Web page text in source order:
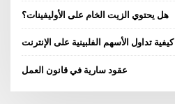
هل يحتوي الزيت الخام على الأوليفينات؟
كيفية تداول الأسهم الفلبينية على الإنترنت
عقود سارية في قانون العمل